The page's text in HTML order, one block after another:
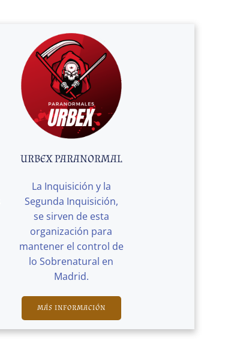
URBEX PARANORMAL
La Inquisición y la
Segunda Inquisición,
se sirven de esta
organización para
mantener el control de
lo Sobrenatural en
Madrid.
MÁS INFORMACIÓN